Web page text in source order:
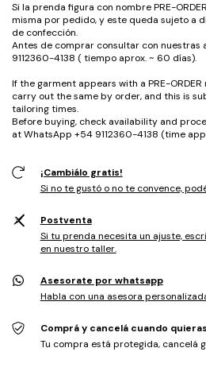
Si la prenda figura con nombre PRE-
misma por pedido, y este queda sujeto a
de confección.
Antes de comprar consultar con nuestras
9112360-4138 ( tiempo aprox. ~ 60 días).
If the garment appears with a PRE-
carry out the same by order, and this is
tailoring times.
Before buying, check availability and
at WhatsApp +54 9112360-4138 (time
¡Cambiálo gratis!
Si no te gustó o no te convence,
Postventa
Si tu prenda necesita un ajuste,
en nuestro taller.
Asesorate por whatsapp
Habla con una asesora
Comprá y cancelá cuando
Tu compra está protegida, cancelá